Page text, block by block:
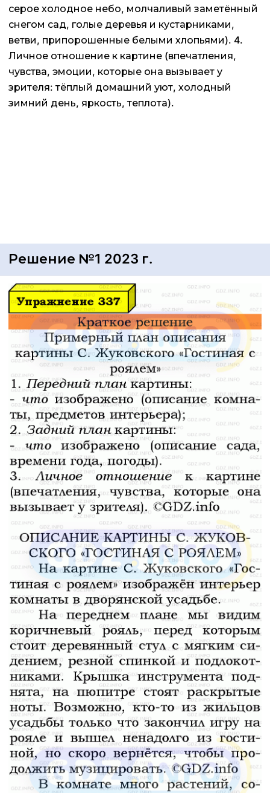
серое холодное небо, молчаливый заметённый
снегом сад, голые деревья и кустарниками,
ветви, припорошенные белыми хлопьями). 4.
Личное отношение к картине (впечатления,
чувства, эмоции, которые она вызывает у
зрителя: тёплый домашний уют, холодный
зимний день, яркость, теплота).
Решение №1 2023 г.